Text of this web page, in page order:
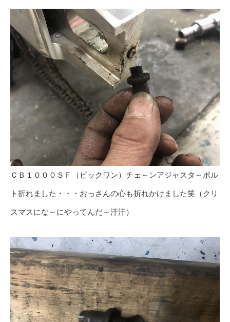
ＣＢ１０００ＳＦ（ビックワン）チェ～ンアジャスタ～ボル
ト折れました・・・おっさんの心も折れかけました笑（クリ
スマスにな～にやってんだ～汗汗）